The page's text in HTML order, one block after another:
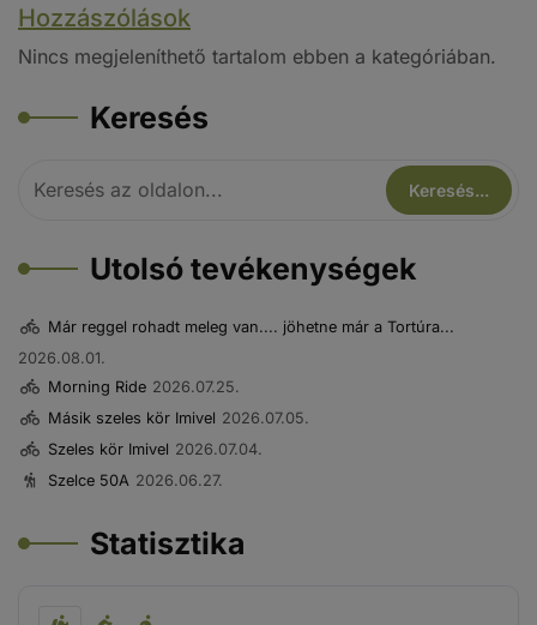
Hozzászólások
Nincs megjeleníthető tartalom ebben a kategóriában.
Keresés
Utolsó tevékenységek
Már reggel rohadt meleg van.... jöhetne már a Tortúra...
2026.08.01.
Morning Ride 2026.07.25.
Másik szeles kör Imivel 2026.07.05.
Szeles kör Imivel 2026.07.04.
Szelce 50A 2026.06.27.
Statisztika